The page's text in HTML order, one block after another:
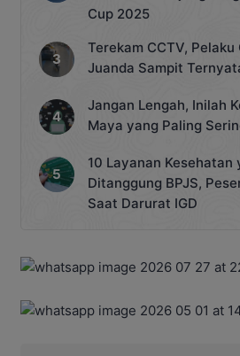
Cup 2025
Terekam CCTV,
Juanda Sampit
Jangan Lengah, Inilah
Maya yang Paling
10 Layanan Kesehatan
Ditanggung BPJS,
Saat Darurat IGD